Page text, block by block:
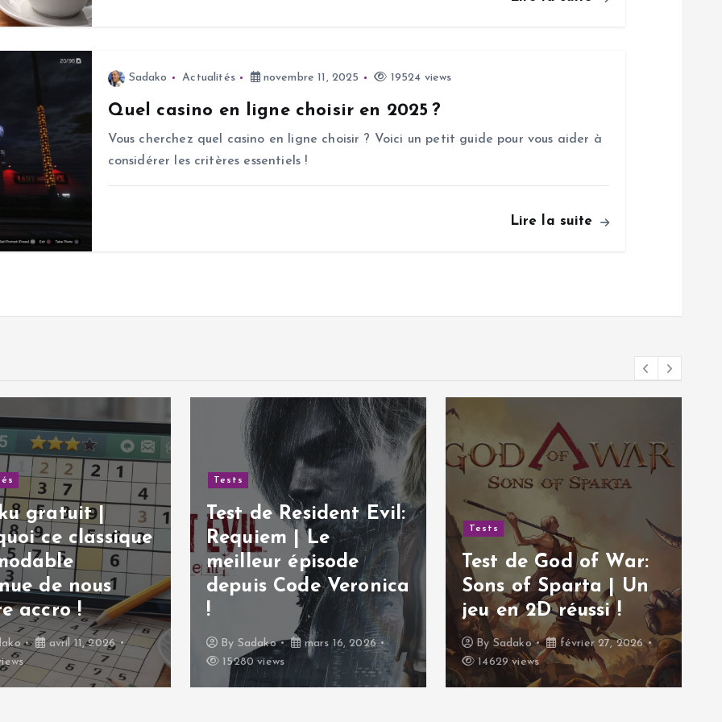
Sadako Actualités novembre 11, 2025 19524 views
Quel casino en ligne choisir en 2025 ?
Vous cherchez quel casino en ligne choisir ? Voici un petit guide pour vous aider à
considérer les critères essentiels !
Lire la suite
gratuit |
ce classique
de nous
accro !
avril 11, 2026
Tests
Test de Resident Evil:
Requiem | Le
meilleur épisode
depuis Code Veronica
!
By Sadako
mars 16, 2026
15280 views
Tests
Test de God of War:
Sons of Sparta | Un
jeu en 2D réussi !
By Sadako
février 27, 2026
14629 views